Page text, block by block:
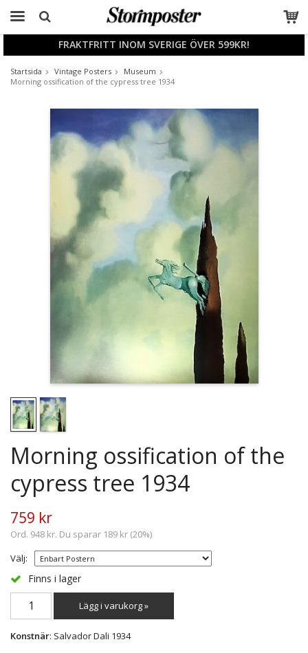
FRAKTFRITT INOM SVERIGE ÖVER 599KR!
Startsida Vintage Posters
Museum
Morning ossification of the cypress tree 1934
Morning ossification of the
cypress tree 1934
759 kr
Ord. 948 kr. Du sparar 189 kr (20%)
Välj:
Finns i lager
Lägg i varukorg »
Konstnär: Salvador Dali 1934